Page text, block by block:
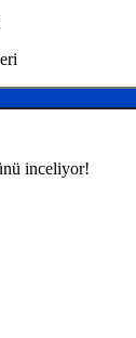
inceliyor!